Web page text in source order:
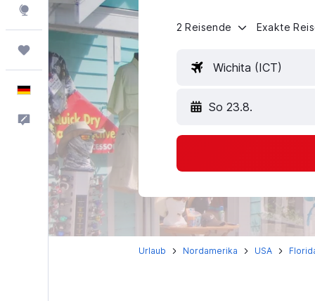
Explore
Trips
Deutsch
Feedback
2 Reisende Exakte
Wichita (ICT)
So 23.8.
Urlaub Nordamerika USA